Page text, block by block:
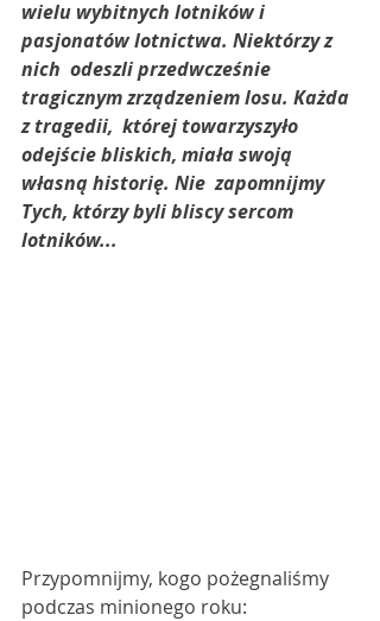
wielu wybitnych lotników i
pasjonatów lotnictwa. Niektórzy z
nich  odeszli przedwcześnie
tragicznym zrządzeniem losu. Każda
z tragedii,  której towarzyszyło
odejście bliskich, miała swoją
własną historię. Nie  zapomnijmy
Tych, którzy byli bliscy sercom
lotników...
Przypomnijmy, kogo pożegnaliśmy
podczas minionego roku: